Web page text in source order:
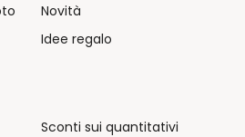
Novità
Idee regalo
Sconti sui quantitativi